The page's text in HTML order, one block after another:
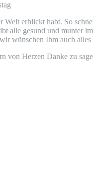
erblickt habt. So
gesund und munter
wünschen Ihm auch
von Herzen Danke zu